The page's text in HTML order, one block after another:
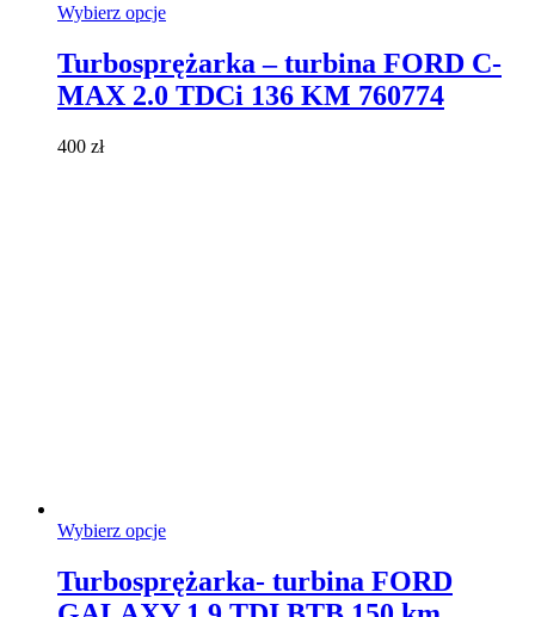
Wybierz opcjeTen
wiele
wariantów.
Turbosprężarka – turbina FORD C-
MAX 2.0 TDCi 136 KM 760774
400 zł
Wybierz opcjeTen
wiele
Turbosprężarka- turbina FORD